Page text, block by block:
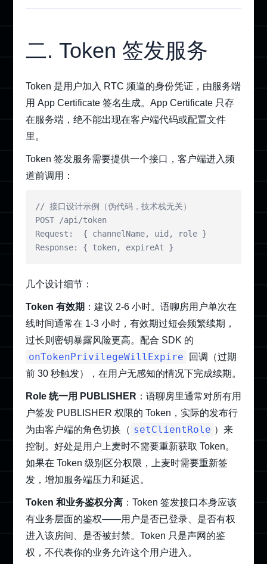
二. Token 签发服务
Token 是用户加入 RTC 频道的身份凭证，由服务端
用 App Certificate 签名生成。App Certificate 只存
在服务端，绝不能出现在客户端代码或配置文件
里。
Token 签发服务需要提供一个接口，客户端进入频
道前调用：
// 接口设计示例（伪代码，技术栈无关）
POST /api/token
Request:  { channelName, uid, role }
Response: { token, expireAt }
几个设计细节：
Token 有效期 ：建议 2-6 小时。语聊房用户单次在
线时间通常在 1-3 小时，有效期过短会频繁续期，
过长则密钥暴露风险更高。配合 SDK 的
onTokenPrivilegeWillExpire
回调（过期
前 30 秒触发），在用户无感知的情况下完成续期。
Role 统一用 PUBLISHER ：语聊房里通常对所有用
户签发 PUBLISHER 权限的 Token，实际的发布行
为由客户端的角色切换（ setClientRole ）来
控制。好处是用户上麦时不需要重新获取 Token。
如果在 Token 级别区分权限，上麦时需要重新签
发，增加服务端压力和延迟。
Token 和业务鉴权分离：Token 签发接口本身应该
有业务层面的鉴权——用户是否已登录、是否有权
进入该房间、是否被封禁。Token 只是声网的鉴
权，不代表你的业务允许这个用户进入。